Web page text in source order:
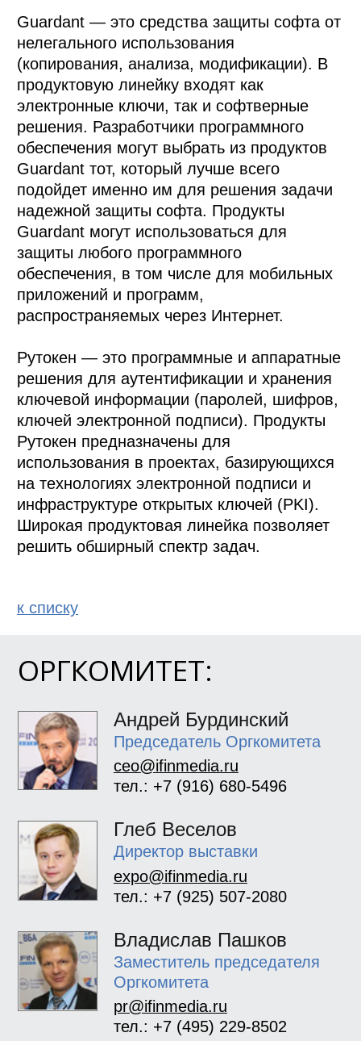
ОРГКОМИТЕТ:
Андрей Бурдинский
Председатель Оргкомитета
ceo@ifinmedia.ru
тел.: +7 (916) 680-5496
Глеб Веселов
Директор выставки
expo@ifinmedia.ru
тел.: +7 (925) 507-2080
Владислав Пашков
Заместитель председателя
Оргкомитета
pr@ifinmedia.ru
тел.: +7 (495) 229-8502
Guardant — это средства защиты софта от
нелегального использования
(копирования, анализа, модификации). В
продуктовую линейку входят как
электронные ключи, так и софтверные
решения. Разработчики программного
обеспечения могут выбрать из продуктов
Guardant тот, который лучше всего
подойдет именно им для решения задачи
надежной защиты софта. Продукты
Guardant могут использоваться для
защиты любого программного
обеспечения, в том числе для мобильных
приложений и программ,
распространяемых через Интернет.
Рутокен — это программные и аппаратные
решения для аутентификации и хранения
ключевой информации (паролей, шифров,
ключей электронной подписи). Продукты
Рутокен предназначены для
использования в проектах, базирующихся
на технологиях электронной подписи и
инфраструктуре открытых ключей (PKI).
Широкая продуктовая линейка позволяет
решить обширный спектр задач.
к спиcку